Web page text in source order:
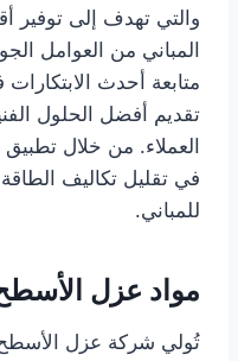
والتي تهدف إلى توفير
المباني من العوامل
متابعة أحدث
تقديم أفضل الحلول
العملاء. من خلال
في تقليل تكاليف
للمباني.
مواد عزل
تُولي شركة عزل